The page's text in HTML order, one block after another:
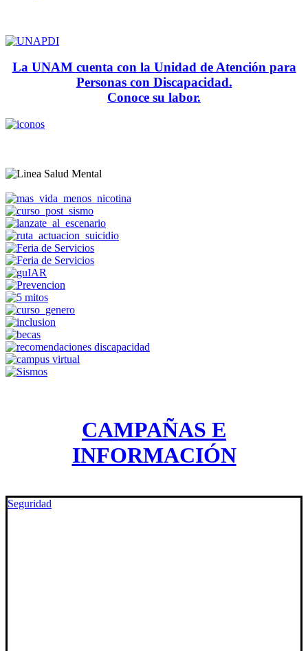
La UNAM cuenta con la Unidad de Atención para
Personas con Discapacidad.
Conoce su labor.
CAMPAÑAS E
INFORMACIÓN
Seguridad